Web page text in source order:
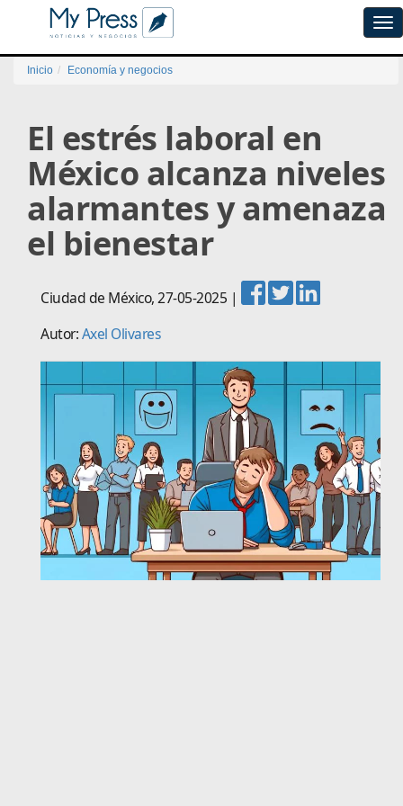
Inicio Economía y negocios
El estrés laboral en
México alcanza niveles
alarmantes y amenaza
el bienestar
Ciudad de México,27-05-2025 |
Autor:Axel Olivares